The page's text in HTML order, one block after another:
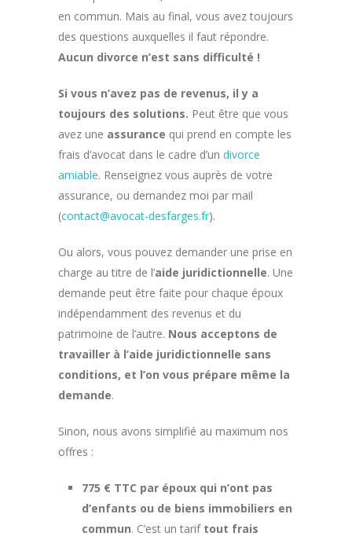
en commun. Mais au final, vous avez toujours
des questions auxquelles il faut répondre.
Aucun divorce n’est sans difficulté !
Si vous n’avez pas de revenus, il y a
toujours des solutions. Peut être que vous
avez une assurance qui prend en compte les
frais d’avocat dans le cadre d’un divorce
amiable. Renseignez vous auprès de votre
assurance, ou demandez moi par mail
(contact@avocat-desfarges.fr).
Ou alors, vous pouvez demander une prise en
charge au titre de l’aide juridictionnelle. Une
demande peut être faite pour chaque époux
indépendamment des revenus et du
patrimoine de l’autre. Nous acceptons de
travailler à l’aide juridictionnelle sans
conditions, et l’on vous prépare même la
demande.
Sinon, nous avons simplifié au maximum nos
offres :
775 € TTC par époux qui n’ont pas
d’enfants ou de biens immobiliers en
commun. C’est un tarif tout frais